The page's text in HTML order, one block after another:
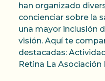
han organizado
concienciar sobre la
una mayor inclusión
visión. Aquí te
destacadas:
Retina La Asociación